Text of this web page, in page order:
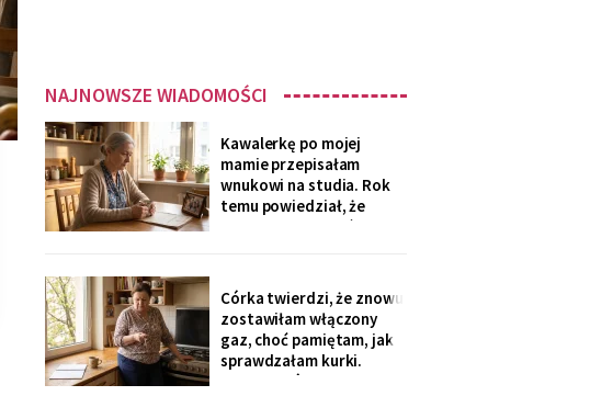
NAJNOWSZE WIADOMOŚCI
Kawalerkę po mojej
mamie przepisałam
wnukowi na studia. Rok
temu powiedział, że
musiał ją sprzedać, „bo
spotkałam dawną
sąsiadkę stamtąd: „Co
weekend inni ludzie z
walizkami, klucze w
skrzynce na szyfr.
Córka twierdzi, że znowu
zostawiłam włączony
gaz, choć pamiętam, jak
sprawdzałam kurki.
Klucze, które „zgubiłam",